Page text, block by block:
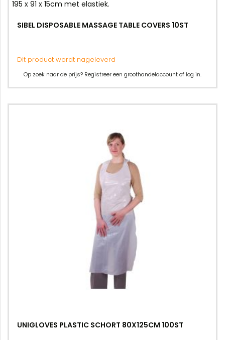
195 x 91 x 15cm met elastiek.
SIBEL DISPOSABLE MASSAGE TABLE COVERS 10ST
Dit product wordt nageleverd
Op zoek naar de prijs? Registreer een groothandelaccount of log in.
UNIGLOVES PLASTIC SCHORT 80X125CM 100ST